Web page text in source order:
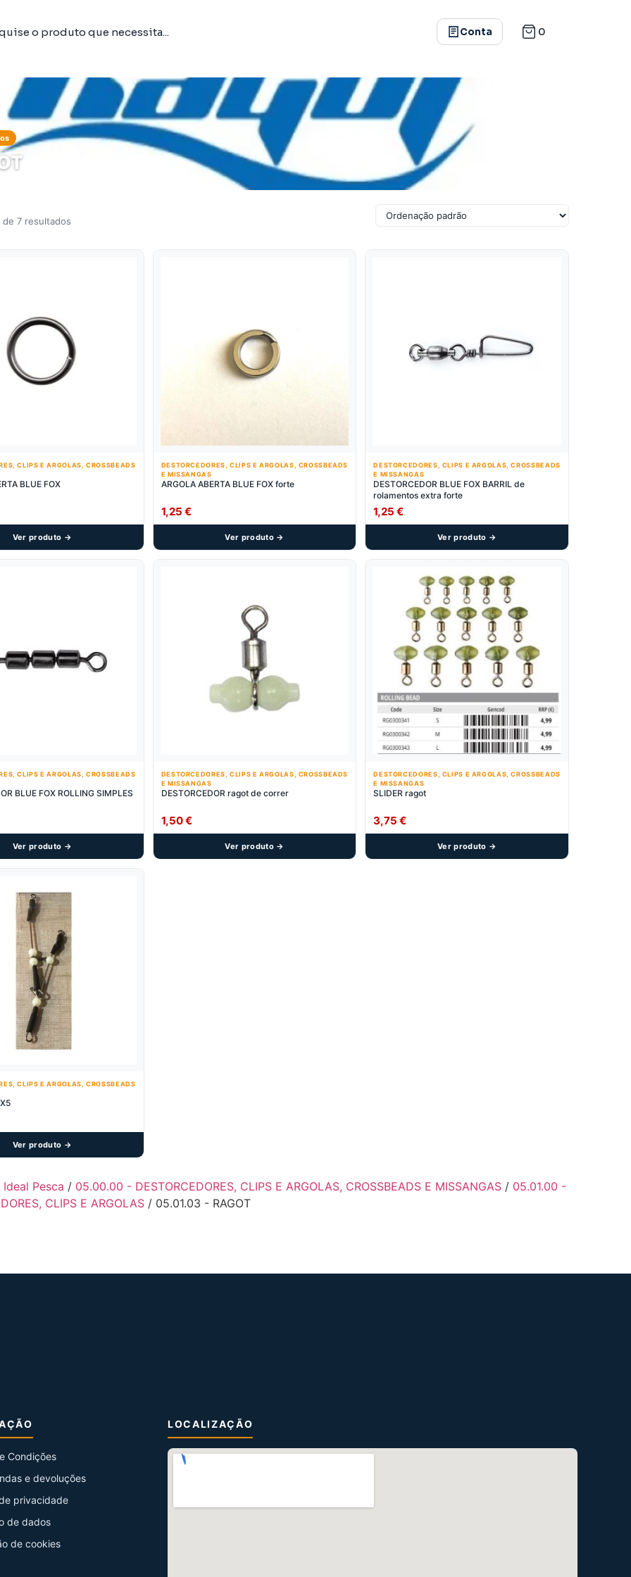
Conta 0
de 7 resultados
CLIPS E ARGOLAS, CROSSBEADS
BLUE FOX
Ver produto →
DESTORCEDORES, CLIPS E ARGOLAS, CROSSBEADS
E MISSANGAS
ARGOLA ABERTA BLUE FOX forte
1,25 €
Ver produto →
DESTORCEDORES, CLIPS E ARGOLAS, CROSSBEADS
E MISSANGAS
DESTORCEDOR BLUE FOX BARRIL de
rolamentos extra forte
1,25€
Ver produto →
CLIPS E ARGOLAS, CROSSBEADS
BLUE FOX ROLLING SIMPLES
Ver produto →
DESTORCEDORES, CLIPS E ARGOLAS, CROSSBEADS
E MISSANGAS
DESTORCEDOR ragot de correr
1,50€
Ver produto →
DESTORCEDORES, CLIPS E ARGOLAS, CROSSBEADS
E MISSANGAS
SLIDER ragot
3,75€
Ver produto →
CLIPS E ARGOLAS, CROSSBEADS
Ver produto →
Ideal Pesca / 05.00.00 - DESTORCEDORES, CLIPS E ARGOLAS, CROSSBEADS E MISSANGAS / 05.01.00 -
CLIPS E ARGOLAS / 05.01.03 - RAGOT
Condições
e devoluções
privacidade
de dados
de cookies
LOCALIZAÇÃO